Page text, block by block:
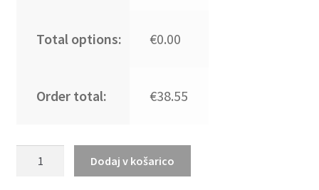
Total options: €0.00
Order total: €38.55
Dodaj v košarico